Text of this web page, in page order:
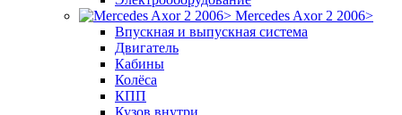
Mercedes Axor 2 2006>
Впускная и выпускная система
Двигатель
Кабины
Колёса
КПП
Кузов внутри